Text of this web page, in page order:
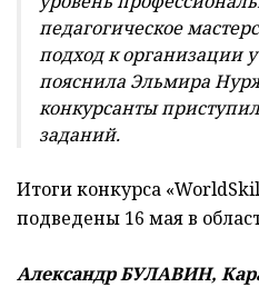
педагогическое
подход к организации
пояснила Эльмира
конкурсанты
заданий.
Итоги конкурса
подведены 16 мая в
Александр БУЛАВИН,